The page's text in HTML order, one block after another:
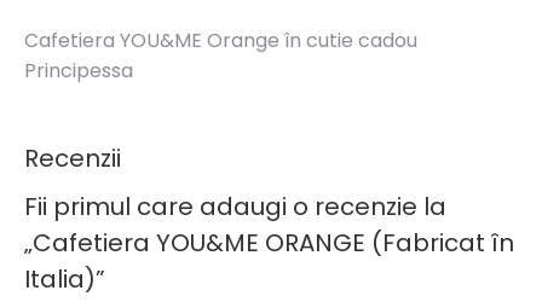
Cafetiera YOU&ME Orange în cutie cadou
Principessa
Recenzii
Fii primul care adaugi o recenzie la
„Cafetiera YOU&ME ORANGE (Fabricat în
Italia)”